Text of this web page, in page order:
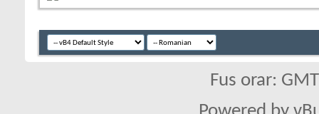
Fus orar: